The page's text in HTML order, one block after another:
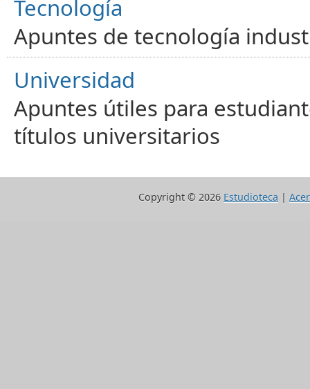
Tecnología
Apuntes de tecnología
Universidad
Apuntes útiles para
títulos universitarios
Copyright © 2026 Estudioteca |